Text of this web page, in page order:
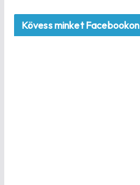
Kövess minket Facebookon